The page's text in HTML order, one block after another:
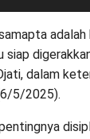
siap
dalam
5/2025).